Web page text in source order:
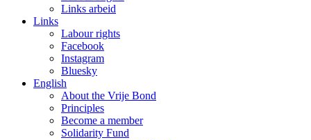
Links arbeid
Links
Labour rights
Facebook
Instagram
Bluesky
English
About the Vrije Bond
Principles
Become a member
Solidarity Fund